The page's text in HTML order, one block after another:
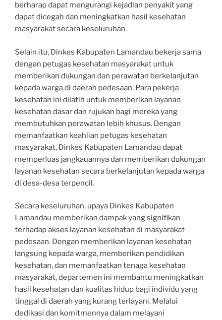
berharap dapat mengurangi kejadian penyakit yang
dapat dicegah dan meningkatkan hasil kesehatan
masyarakat secara keseluruhan.
Selain itu, Dinkes Kabupaten Lamandau bekerja sama
dengan petugas kesehatan masyarakat untuk
memberikan dukungan dan perawatan berkelanjutan
kepada warga di daerah pedesaan. Para pekerja
kesehatan ini dilatih untuk memberikan layanan
kesehatan dasar dan rujukan bagi mereka yang
membutuhkan perawatan lebih khusus. Dengan
memanfaatkan keahlian petugas kesehatan
masyarakat, Dinkes Kabupaten Lamandau dapat
memperluas jangkauannya dan memberikan dukungan
layanan kesehatan secara berkelanjutan kepada warga
di desa-desa terpencil.
Secara keseluruhan, upaya Dinkes Kabupaten
Lamandau memberikan dampak yang signifikan
terhadap akses layanan kesehatan di masyarakat
pedesaan. Dengan memberikan layanan kesehatan
langsung kepada warga, memberikan pendidikan
kesehatan, dan memanfaatkan tenaga kesehatan
masyarakat, departemen ini membantu meningkatkan
hasil kesehatan dan kualitas hidup bagi individu yang
tinggal di daerah yang kurang terlayani. Melalui
dedikasi dan komitmennya dalam melayani